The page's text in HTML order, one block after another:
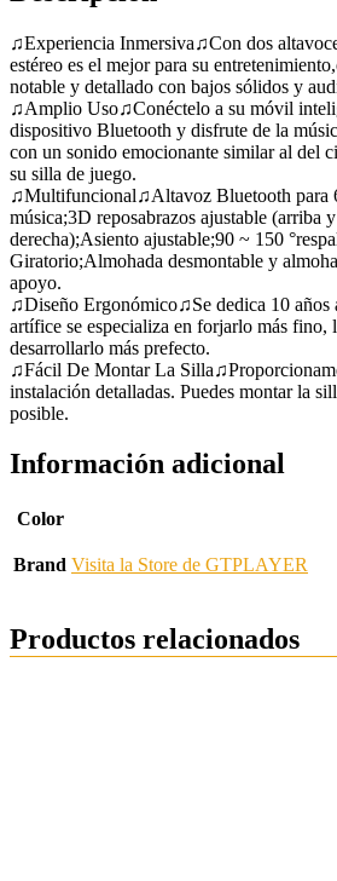
♫Experiencia Inmersiva♫Con dos
estéreo es el mejor para su
notable y detallado con bajos sólidos y
♫Amplio Uso♫Conéctelo a su móvil
dispositivo Bluetooth y disfrute de la
con un sonido emocionante similar al del
su silla de juego.
♫Multifuncional♫Altavoz Bluetooth para
música;3D reposabrazos ajustable (arriba
derecha);Asiento ajustable;90 ~ 150
Giratorio;Almohada desmontable y
apoyo.
♫Diseño Ergonómico♫Se dedica 10 años
artífice se especializa en forjarlo más fino,
desarrollarlo más prefecto.
♫Fácil De Montar La
instalación detalladas. Puedes montar la
posible.
Información adicional
Color
Brand Visita la Store de GTPLAYER
Productos relacionados